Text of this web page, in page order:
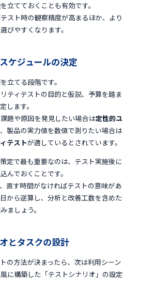
立てておくことも有効です。
スト時の観察精度が高まるほか、より
びやすくなります。
ケジュールの決定
立てる段階です。
ティテストの目的と仮説、予算を踏ま
します。
題や原因を発見したい場合は定性的ユ
、製品の実力値を数値で測りたい場合は
テストが適しているとされています。
定で最も重要なのは、テスト実施後に
んでおくことです。
直す時間がなければテストの意味があ
から逆算し、分析と改善工数を含めた
ましょう。
とタスクの設計
の方法が決まったら、次は利用シーン
に構築した「テストシナリオ」の設定